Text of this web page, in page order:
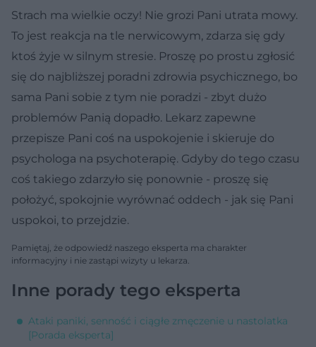
Strach ma wielkie oczy! Nie grozi Pani utrata mowy.
To jest reakcja na tle nerwicowym, zdarza się gdy
ktoś żyje w silnym stresie. Proszę po prostu zgłosić
się do najbliższej poradni zdrowia psychicznego, bo
sama Pani sobie z tym nie poradzi - zbyt dużo
problemów Panią dopadło. Lekarz zapewne
przepisze Pani coś na uspokojenie i skieruje do
psychologa na psychoterapię. Gdyby do tego czasu
coś takiego zdarzyło się ponownie - proszę się
położyć, spokojnie wyrównać oddech - jak się Pani
uspokoi, to przejdzie.
Pamiętaj, że odpowiedź naszego eksperta ma charakter
informacyjny i nie zastąpi wizyty u lekarza.
Inne porady tego eksperta
Ataki paniki, senność i ciągłe zmęczenie u nastolatka
[Porada eksperta]